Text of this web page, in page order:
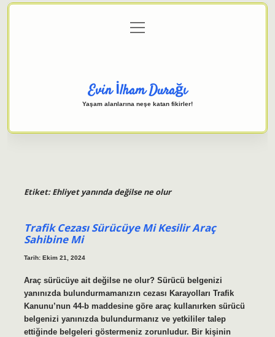
Gizlilik Politikası
menüyü
aç
Evin İlham Durağı
Yaşam alanlarına neşe katan fikirler!
Etiket:Ehliyet yanında değilse ne olur
Trafik Cezası Sürücüye Mi Kesilir Araç
Sahibine Mi
Tarih: Ekim 21, 2024
Araç sürücüye ait değilse ne olur? Sürücü belgenizi
yanınızda bulundurmamanızın cezası Karayolları Trafik
Kanunu’nun 44-b maddesine göre araç kullanırken sürücü
belgenizi yanınızda bulundurmanız ve yetkililer talep
ettiğinde belgeleri göstermeniz zorunludur. Bir kişinin